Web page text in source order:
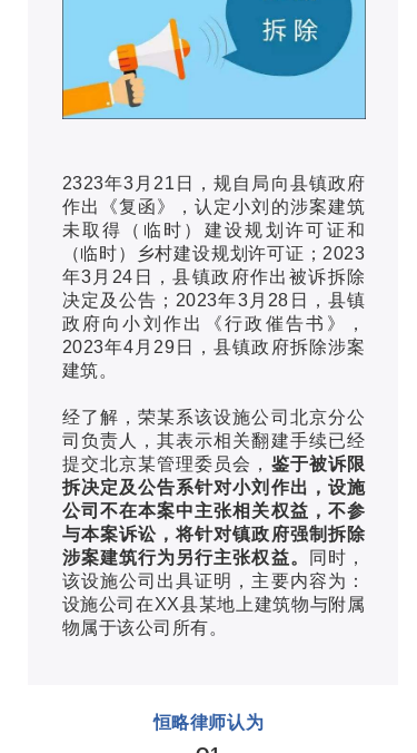
2323年3月21日，规自局向县镇政府
作出《复函》，认定小刘的涉案建筑
未取得（临时）建设规划许可证和
（临时）乡村建设规划许可证；2023
年3月24日，县镇政府作出被诉拆除
决定及公告；2023年3月28日，县镇
政府向小刘作出《行政催告书》，
2023年4月29日，县镇政府拆除涉案
建筑。
经了解，荣某系该设施公司北京分公
司负责人，其表示相关翻建手续已经
提交北京某管理委员会， 鉴于被诉限
拆决定及公告系针对小刘作出，设施
公司不在本案中主张相关权益，不参
与本案诉讼，将针对镇政府强制拆除
涉案建筑行为另行主张权益。
同时，
该设施公司出具证明，主要内容为：
设施公司在XX县某地上建筑物与附属
物属于该公司所有。
恒略律师认为